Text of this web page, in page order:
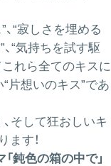
“寂しさを埋める
“気持ちを試す駆
これら全てのキスに
片想いのキス”であ
そして狂おしいキ
す！
鈍色の箱の中で」